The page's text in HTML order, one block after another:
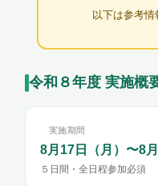
以下は参考情
令和８年度 実施概
実施期間
8月17日（月）〜8月
５日間・全日程参加必須